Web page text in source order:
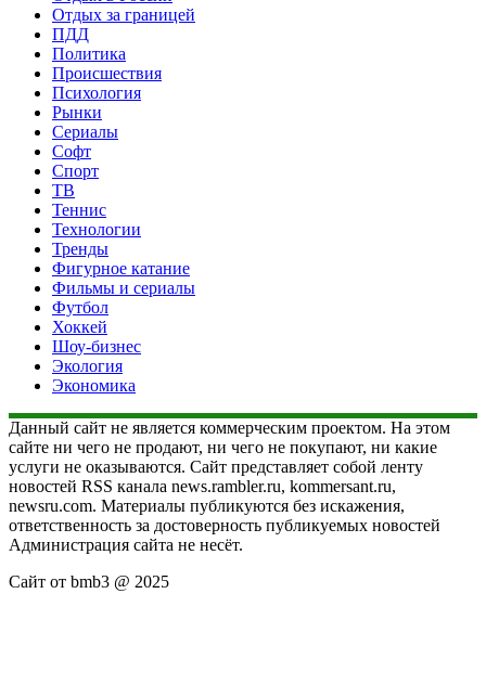
Отдых за границей
ПДД
Политика
Происшествия
Психология
Рынки
Сериалы
Софт
Спорт
ТВ
Теннис
Технологии
Тренды
Фигурное катание
Фильмы и сериалы
Футбол
Хоккей
Шоу-бизнес
Экология
Экономика
Данный сайт не является коммерческим проектом. На этом
сайте ни чего не продают, ни чего не покупают, ни какие
услуги не оказываются. Сайт представляет собой ленту
новостей RSS канала news.rambler.ru, kommersant.ru,
newsru.com. Материалы публикуются без искажения,
ответственность за достоверность публикуемых новостей
Администрация сайта не несёт.
Сайт от bmb3 @ 2025